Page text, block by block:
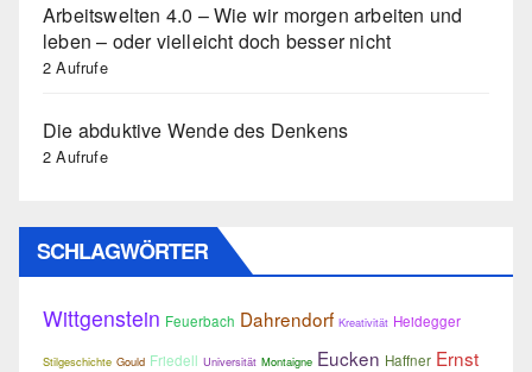
Arbeitswelten 4.0 – Wie wir morgen arbeiten und
leben – oder vielleicht doch besser nicht
2 Aufrufe
Die abduktive Wende des Denkens
2 Aufrufe
SCHLAGWÖRTER
Wittgenstein Feuerbach Dahrendorf Kreativität Heidegger
Stilgeschichte Gould Friedell Universität Montaigne Eucken Haffner Ernst